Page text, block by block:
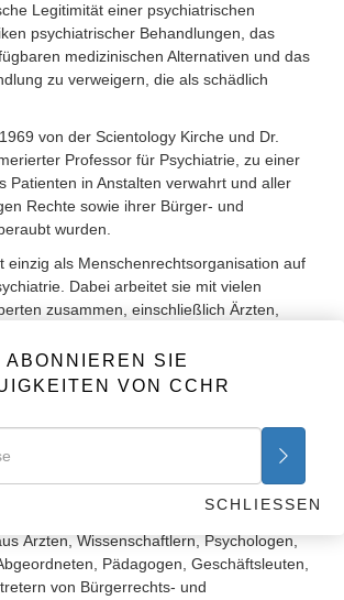
Legitimität einer psychiatrischen
psychiatrischer Behandlungen, das
medizinischen Alternativen und das
zu verweigern, die als schädlich
von der Scientology Kirche und Dr.
Professor für Psychiatrie, zu einer
Patienten in Anstalten verwahrt und aller
Rechte sowie ihrer Bürger- und
wurden.
einzig als Menschenrechtsorganisation auf
Dabei arbeitet sie mit vielen
zusammen, einschließlich Ärzten,
zusammen, die gegen das biologisch-
Modell Stellung bezogen haben,
wird, um Psychopharmaka zu verkaufen.
nichtreligiöse, gemeinnützige
System zu beenden und Schutzmaßnahmen
Ärzten, Wissenschaftlern, Psychologen,
Pädagogen, Geschäftsleuten,
von Bürgerrechts- und
ABONNIEREN SIE
VON CCHR
SCHLIESSEN